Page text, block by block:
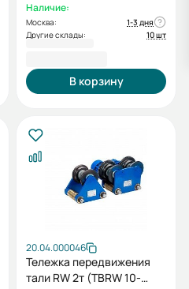
(IBRW 10-20/30)
Наличие:
Москва:
1-3 дня
Другие склады:
10 шт
В корзину
20.04.000046
Тележка передвижения
тали RW 2т (TBRW 10-